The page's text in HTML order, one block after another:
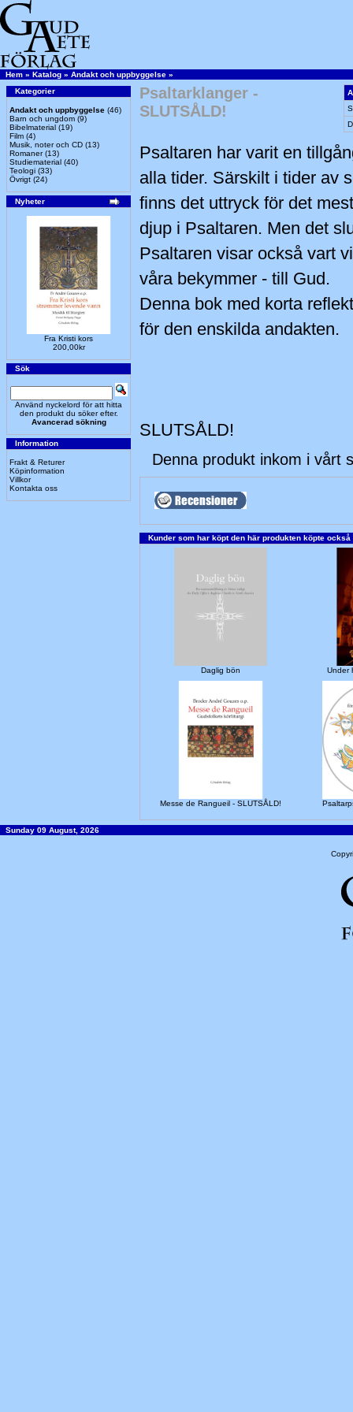
Hem » Katalog » Andakt och uppbyggelse »
Kategorier
Andakt och uppbyggelse (46)
Barn och ungdom (9)
Bibelmaterial (19)
Film (4)
Musik, noter och CD (13)
Romaner(13)
Studiematerial (40)
Teologi (33)
Övrigt (24)
Nyheter
Fra Kristi kors
200,00kr
Sök
Använd nyckelord för att hitta
den produkt du söker efter.
Avancerad sökning
Information
Frakt & Returer
Köpinformation
Villkor
Kontakta oss
Psaltarklanger -
SLUTSÅLD!
Psaltaren har varit en
alla tider. Särskilt i tider av
finns det uttryck för det
djup i Psaltaren. Men det
Psaltaren visar också vart
våra bekymmer - till Gud.
Denna bok med korta
för den enskilda andakten.
SLUTSÅLD!
Denna produkt inkom i vårt
Kunder som har köpt den här produkten köpte också
Daglig bön Under
Messe de Rangueil - SLUTSÅLD!
Sunday 09 August, 2026